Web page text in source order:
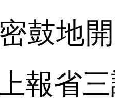
鼓地
報省